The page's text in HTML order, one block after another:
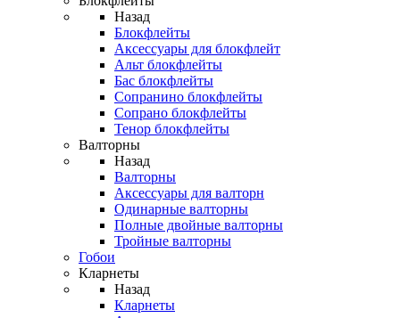
Назад
Блокфлейты
Аксессуары для блокфлейт
Альт блокфлейты
Бас блокфлейты
Сопранино блокфлейты
Сопрано блокфлейты
Тенор блокфлейты
Валторны
Назад
Валторны
Аксессуары для валторн
Одинарные валторны
Полные двойные валторны
Тройные валторны
Гобои
Кларнеты
Назад
Кларнеты